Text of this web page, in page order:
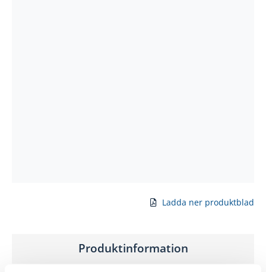
Ladda ner produktblad
Produktinformation